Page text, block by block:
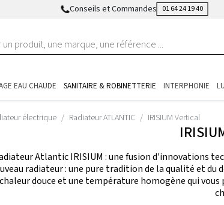
Conseils et Commandes 01 64 24 19 40
EAU CHAUDE SANITAIRE & ROBINETTERIE INTERPHONIE
électrique Radiateur ATLANTIC IRISIUM Vertical
Atlantic IRISIUM : une fusion d'innovations
radiateur : une pure tradition de la qualité et du
chaleur douce et une température homogène qui